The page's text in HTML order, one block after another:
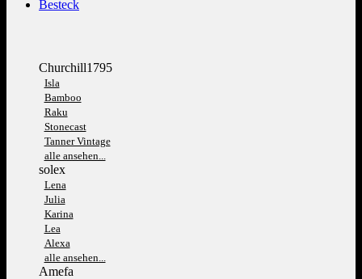
Besteck
Churchill1795
Isla
Bamboo
Raku
Stonecast
Tanner Vintage
alle ansehen...
solex
Lena
Julia
Karina
Lea
Alexa
alle ansehen...
Amefa